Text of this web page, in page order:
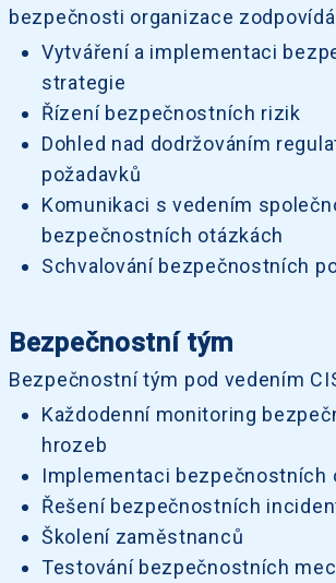
bezpečnosti organizace
Vytváření a implementaci
strategie
Řízení bezpečnostních rizik
Dohled nad dodržováním
požadavků
Komunikaci s vedením
bezpečnostních otázkách
Schvalování bezpečnostních
Bezpečnostní tým
Bezpečnostní tým pod vedením
Každodenní monitoring
hrozeb
Implementaci bezpečnostních
Řešení bezpečnostních
Školení zaměstnanců
Testování bezpečnostních